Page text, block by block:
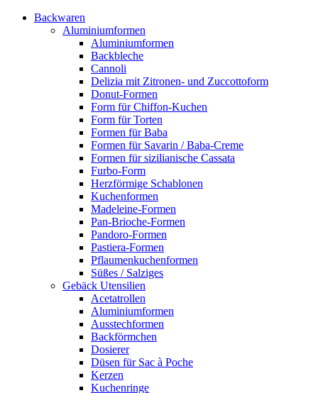
Backwaren
Aluminiumformen
Aluminiumformen
Backbleche
Cannoli
Delizia mit Zitronen- und Zuccottoform
Donut-Formen
Form für Chiffon-Kuchen
Form für Torten
Formen für Baba
Formen für Savarin / Baba-Creme
Formen für sizilianische Cassata
Furbo-Form
Herzförmige Schablonen
Kuchenformen
Madeleine-Formen
Pan-Brioche-Formen
Pandoro-Formen
Pastiera-Formen
Pflaumenkuchenformen
Süßes / Salziges
Gebäck Utensilien
Acetatrollen
Aluminiumformen
Ausstechformen
Backförmchen
Dosierer
Düsen für Sac à Poche
Kerzen
Kuchenringe